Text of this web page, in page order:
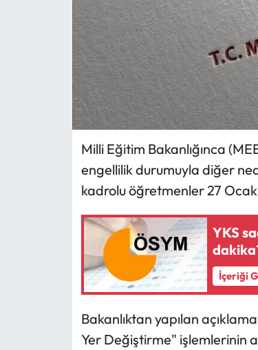
Milli Eğitim Bakanlığınca
engellilik durumuyla diğer
kadrolu öğretmenler 27
YKS
İçeriği
Bakanlıktan yapılan
Yer Değiştirme" işlemlerinin
TARIM
TURİZM
YAŞAM
RESMİ İLANLAR
HABER İLAN